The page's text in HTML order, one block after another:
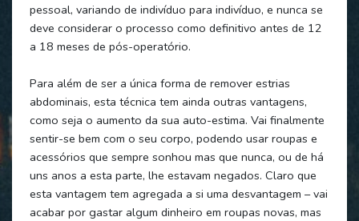
pessoal, variando de indivíduo para indivíduo, e nunca se
deve considerar o processo como definitivo antes de 12
a 18 meses de pós-operatório.
Para além de ser a única forma de remover estrias
abdominais, esta técnica tem ainda outras vantagens,
como seja o aumento da sua auto-estima. Vai finalmente
sentir-se bem com o seu corpo, podendo usar roupas e
acessórios que sempre sonhou mas que nunca, ou de há
uns anos a esta parte, lhe estavam negados. Claro que
esta vantagem tem agregada a si uma desvantagem – vai
acabar por gastar algum dinheiro em roupas novas, mas